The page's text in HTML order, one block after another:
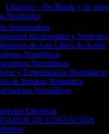
Lijadoras – De Banda y de mesa
Neumatica
Sopleteadora
Horizontales y Verticales
de Aire Libres de Aceite
Neumáticas
Neumáticas
y Esmeriladoras Neumáticas
de Impacto Neumática
Neumáticas
Electricas
DE CONTACTOS